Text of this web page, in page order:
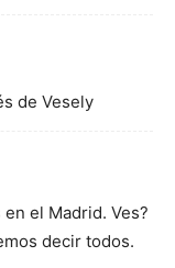
de Vesely
el Madrid. Ves?
decir todos.